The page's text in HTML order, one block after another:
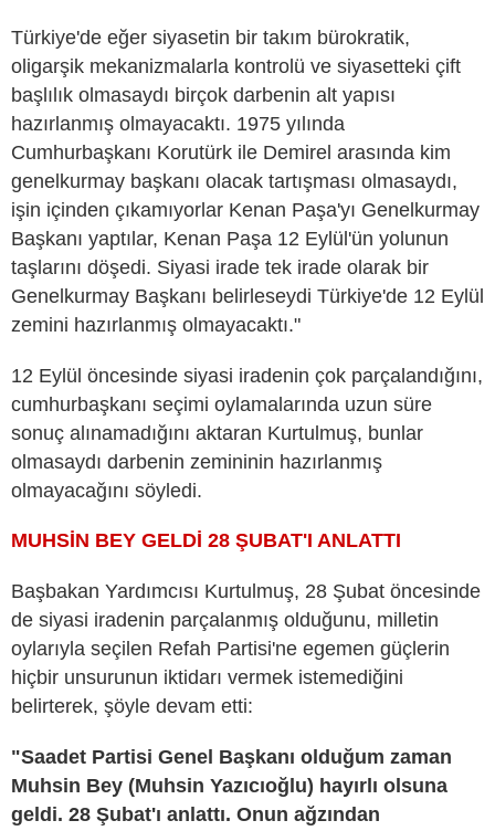
Türkiye'de eğer siyasetin bir takım bürokratik,
oligarşik mekanizmalarla kontrolü ve siyasetteki çift
başlılık olmasaydı birçok darbenin alt yapısı
hazırlanmış olmayacaktı. 1975 yılında
Cumhurbaşkanı Korutürk ile Demirel arasında kim
genelkurmay başkanı olacak tartışması olmasaydı,
işin içinden çıkamıyorlar Kenan Paşa'yı Genelkurmay
Başkanı yaptılar, Kenan Paşa 12 Eylül'ün yolunun
taşlarını döşedi. Siyasi irade tek irade olarak bir
Genelkurmay Başkanı belirleseydi Türkiye'de 12 Eylül
zemini hazırlanmış olmayacaktı."
12 Eylül öncesinde siyasi iradenin çok parçalandığını,
cumhurbaşkanı seçimi oylamalarında uzun süre
sonuç alınamadığını aktaran Kurtulmuş, bunlar
olmasaydı darbenin zemininin hazırlanmış
olmayacağını söyledi.
MUHSİN BEY GELDİ 28 ŞUBAT'I ANLATTI
Başbakan Yardımcısı Kurtulmuş, 28 Şubat öncesinde
de siyasi iradenin parçalanmış olduğunu, milletin
oylarıyla seçilen Refah Partisi'ne egemen güçlerin
hiçbir unsurunun iktidarı vermek istemediğini
belirterek, şöyle devam etti:
"Saadet Partisi Genel Başkanı olduğum zaman
Muhsin Bey (Muhsin Yazıcıoğlu) hayırlı olsuna
geldi. 28 Şubat'ı anlattı. Onun ağzından